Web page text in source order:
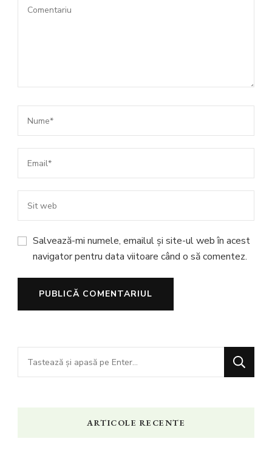
Salvează-mi numele, emailul și site-ul web în acest
navigator pentru data viitoare când o să comentez.
Cauți
ceva?
ARTICOLE RECENTE